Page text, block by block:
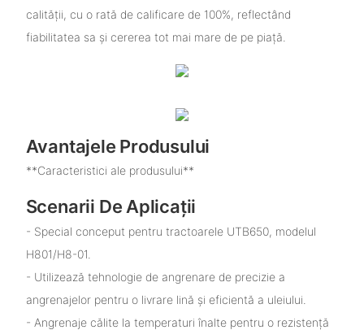
calității, cu o rată de calificare de 100%, reflectând
fiabilitatea sa și cererea tot mai mare de pe piață.
Avantajele Produsului
**Caracteristici ale produsului**
Scenarii De Aplicații
- Special conceput pentru tractoarele UTB650, modelul
H801/H8-01.
- Utilizează tehnologie de angrenare de precizie a
angrenajelor pentru o livrare lină și eficientă a uleiului.
- Angrenaje călite la temperaturi înalte pentru o rezistență